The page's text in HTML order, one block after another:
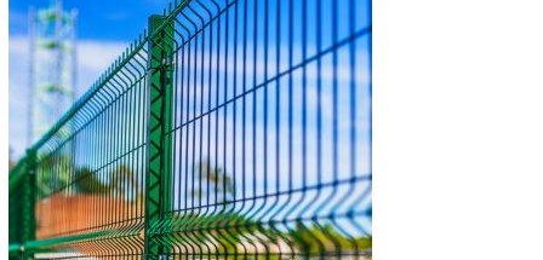
Технические свойства 2. Устройство кровли
профлистом по обрешетке 3. Каким профнастилом
крыть крышу 4. Устройство кровли из профлиста —…